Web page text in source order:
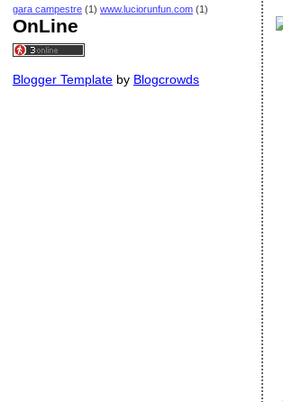
gara campestre (1) www.luciorunfun.com (1)
OnLine
Blogger Template by Blogcrowds